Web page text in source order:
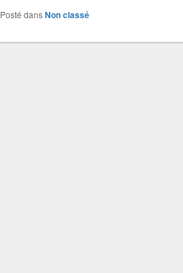
Posté dansNon classé